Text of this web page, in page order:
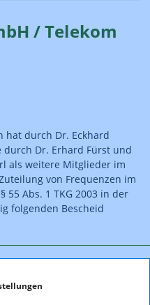
/ Telekom
hat durch Dr. Eckhard
durch Dr. Erhard Fürst und
als weitere Mitglieder im
von Frequenzen im
55 Abs. 1 TKG 2003 in der
folgenden Bescheid